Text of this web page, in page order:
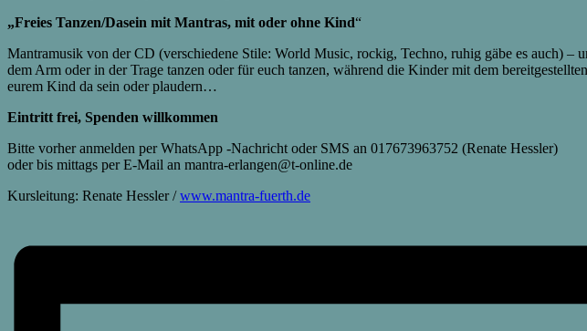
„Freies Tanzen/Dasein mit Mantras, mit oder ohne Kind“
Mantramusik von der CD (verschiedene Stile: World Music, rockig, Techno, ruhig gäbe es auch)
dem Arm oder in der Trage tanzen oder für euch tanzen, während die Kinder mit dem
eurem Kind da sein oder plaudern…
Eintritt frei, Spenden willkommen
Bitte vorher anmelden per WhatsApp -Nachricht oder SMS an 017673963752 (Renate Hessler)
oder bis mittags per E-Mail an mantra-erlangen@t-online.de
Kursleitung: Renate Hessler /www.mantra-fuerth.de